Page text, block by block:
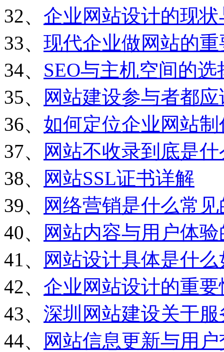
32、 企业网站设计的现
33、 现代企业做网站的重
34、 SEO与主机空间的选
35、
网站建设参与者都
36、 如何定位企业网站
37、
网站不收录到底是
38、
网站SSL证书详解
39、
网络营销是什么常
40、
网站内容与用户体
41、
网站设计具体是什
42、 企业网站设计的重要
43、 深圳网站建设关于
44、
网站信息更新与用